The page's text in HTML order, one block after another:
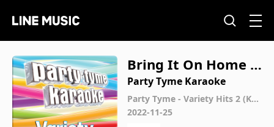
Bring It On Home t
o Me (Made Popular
By Lou Rawls) [Kara
oke Version]
Party Tyme Karaoke
Party Tyme - Variety Hits 2 (Kar
aoke Versions)
2022-11-25